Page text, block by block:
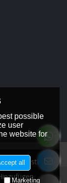
Wunschliste
Co., LtdSupport
possible
user
website for
all
Marketing